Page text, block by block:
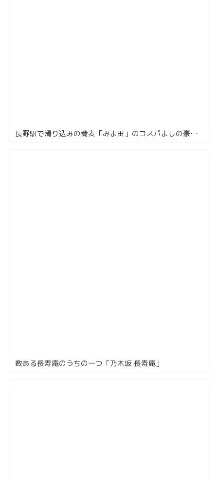
長野駅で滑り込みの蕎麦「みよ田」のコスパよしの豪華たぬきそば
数ある長寿庵のうちの一つ「乃木坂 長寿庵」